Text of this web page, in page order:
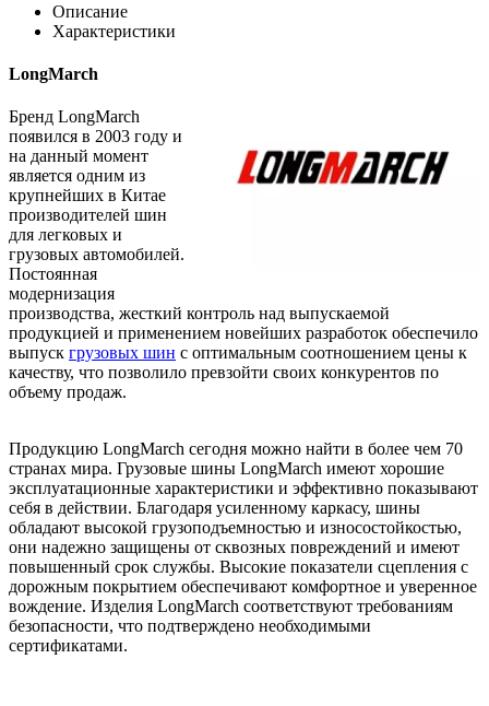
Описание
Характеристики
LongMarch
Бренд LongMarch
появился в 2003 году и
на данный момент
является одним из
крупнейших в Китае
производителей шин
для легковых и
грузовых автомобилей.
Постоянная
модернизация
производства, жесткий контроль над выпускаемой
продукцией и применением новейших разработок обеспечило
выпуск грузовых шин с оптимальным соотношением цены к
качеству, что позволило превзойти своих конкурентов по
объему продаж.
Продукцию LongMarch сегодня можно найти в более чем 70
странах мира. Грузовые шины LongMarch имеют хорошие
эксплуатационные характеристики и эффективно показывают
себя в действии. Благодаря усиленному каркасу, шины
обладают высокой грузоподъемностью и износостойкостью,
они надежно защищены от сквозных повреждений и имеют
повышенный срок службы. Высокие показатели сцепления с
дорожным покрытием обеспечивают комфортное и уверенное
вождение. Изделия LongMarch соответствуют требованиям
безопасности, что подтверждено необходимыми
сертификатами.